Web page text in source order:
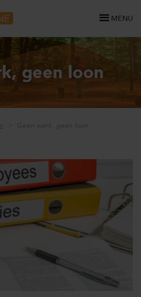
MENU
geen loon
Geen werk, geen loon